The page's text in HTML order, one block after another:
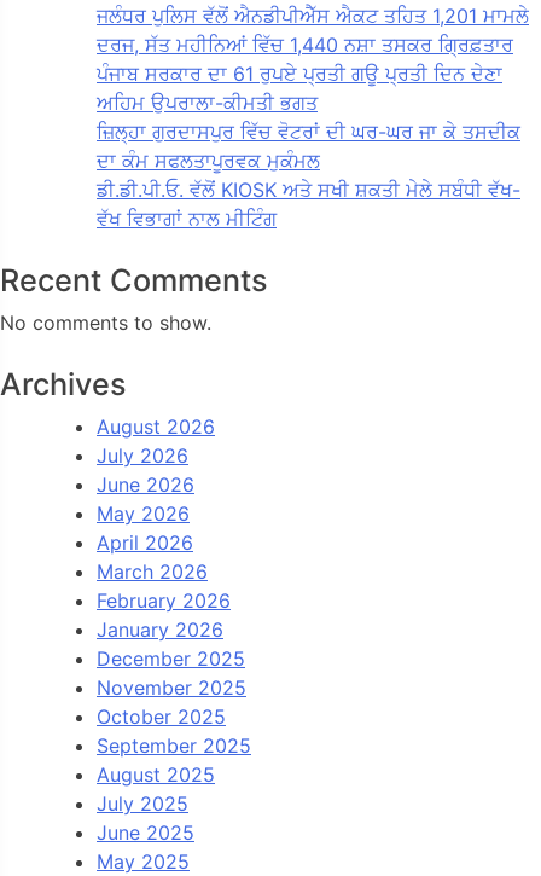
ਜਲੰਧਰ ਪੁਲਿਸ ਵੱਲੋਂ ਐਨਡੀਪੀਐੱਸ ਐਕਟ ਤਹਿਤ 1,201 ਮਾਮਲੇ
ਦਰਜ, ਸੱਤ ਮਹੀਨਿਆਂ ਵਿੱਚ 1,440 ਨਸ਼ਾ ਤਸਕਰ ਗ੍ਰਿਫ਼ਤਾਰ
ਪੰਜਾਬ ਸਰਕਾਰ ਦਾ 61 ਰੁਪਏ ਪ੍ਰਤੀ ਗਊ ਪ੍ਰਤੀ ਦਿਨ ਦੇਣਾ
ਅਹਿਮ ਉਪਰਾਲਾ-ਕੀਮਤੀ ਭਗਤ
ਜ਼ਿਲ੍ਹਾ ਗੁਰਦਾਸਪੁਰ ਵਿੱਚ ਵੋਟਰਾਂ ਦੀ ਘਰ-ਘਰ ਜਾ ਕੇ ਤਸਦੀਕ
ਦਾ ਕੰਮ ਸਫਲਤਾਪੂਰਵਕ ਮੁਕੰਮਲ
ਡੀ.ਡੀ.ਪੀ.ਓ. ਵੱਲੋਂ KIOSK ਅਤੇ ਸਖੀ ਸ਼ਕਤੀ ਮੇਲੇ ਸਬੰਧੀ ਵੱਖ-
ਵੱਖ ਵਿਭਾਗਾਂ ਨਾਲ ਮੀਟਿੰਗ
Recent Comments
No comments to show.
Archives
August 2026
July 2026
June 2026
May 2026
April 2026
March 2026
February 2026
January 2026
December 2025
November 2025
October 2025
September 2025
August 2025
July 2025
June 2025
May 2025